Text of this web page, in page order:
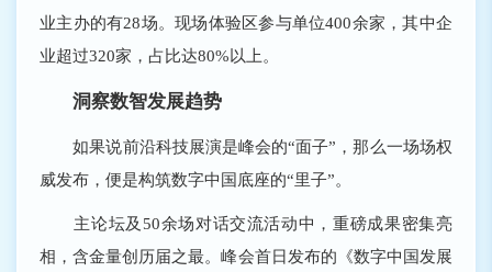
业主办的有28场。现场体验区参与单位400余家，其中企
业超过320家，占比达80%以上。
洞察数智发展趋势
如果说前沿科技展演是峰会的“面子”，那么一场场权
威发布，便是构筑数字中国底座的“里子”。
主论坛及50余场对话交流活动中，重磅成果密集亮
相，含金量创历届之最。峰会首日发布的《数字中国发展